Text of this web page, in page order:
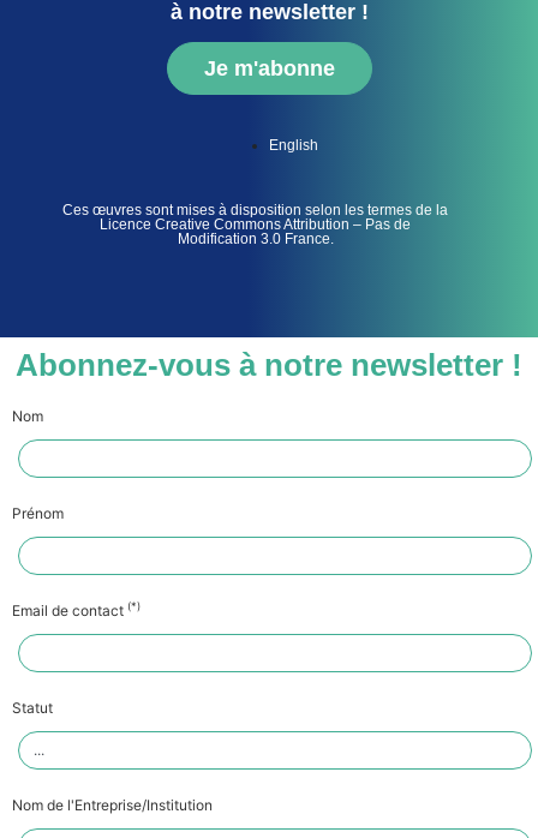
à notre newsletter !
Je m'abonne
English
Ces œuvres sont mises à disposition selon les termes de la
Licence Creative Commons Attribution – Pas de
Modification 3.0 France.
Abonnez-vous à notre newsletter !
Nom
Prénom
Email de contact (*)
Statut
Nom de l'Entreprise/Institution